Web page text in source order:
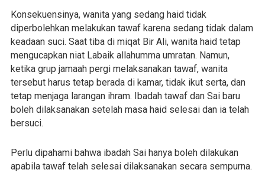
Konsekuensinya, wanita yang sedang haid tidak
diperbolehkan melakukan tawaf karena sedang tidak dalam
keadaan suci. Saat tiba di miqat Bir Ali, wanita haid tetap
mengucapkan niat Labaik allahumma umratan. Namun,
ketika grup jamaah pergi melaksanakan tawaf, wanita
tersebut harus tetap berada di kamar, tidak ikut serta, dan
tetap menjaga larangan ihram. Ibadah tawaf dan Sai baru
boleh dilaksanakan setelah masa haid selesai dan ia telah
bersuci.
Perlu dipahami bahwa ibadah Sai hanya boleh dilakukan
apabila tawaf telah selesai dilaksanakan secara sempurna.